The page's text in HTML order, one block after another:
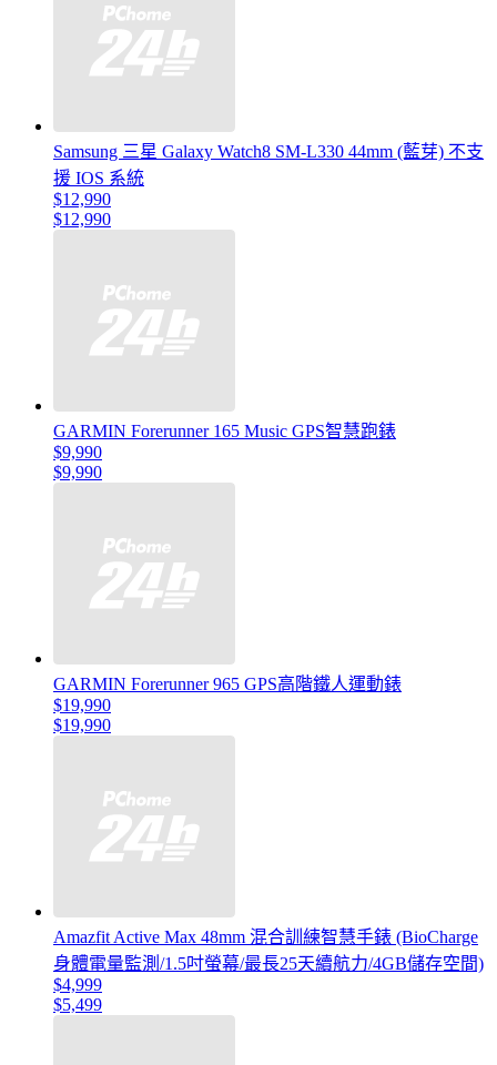
Samsung 三星 Galaxy Watch8 SM-L330 44mm (藍芽) 不支
援 IOS 系統
$12,990
$12,990
GARMIN Forerunner 165 Music GPS智慧跑錶
$9,990
$9,990
GARMIN Forerunner 965 GPS高階鐵人運動錶
$19,990
$19,990
Amazfit Active Max 48mm 混合訓練智慧手錶 (BioCharge
身體電量監測/1.5吋螢幕/最長25天續航力/4GB儲存空間)
$4,999
$5,499